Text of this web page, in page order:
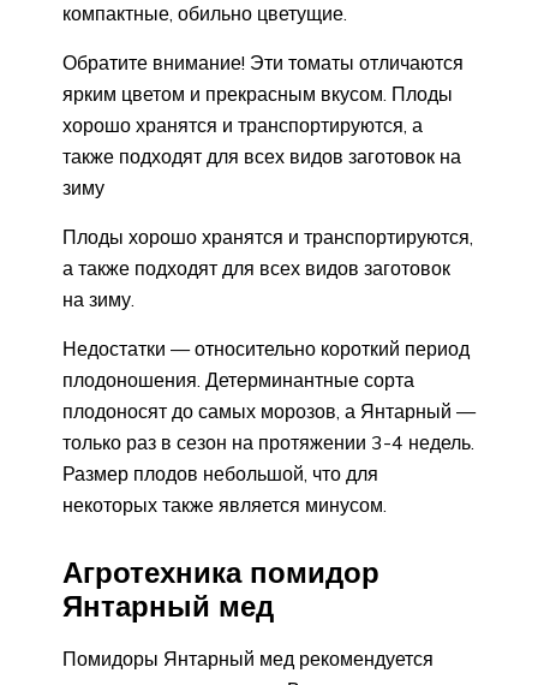
компактные, обильно цветущие.
Обратите внимание! Эти томаты отличаются
ярким цветом и прекрасным вкусом. Плоды
хорошо хранятся и транспортируются, а
также подходят для всех видов заготовок на
зиму
Плоды хорошо хранятся и транспортируются,
а также подходят для всех видов заготовок
на зиму.
Недостатки — относительно короткий период
плодоношения. Детерминантные сорта
плодоносят до самых морозов, а Янтарный —
только раз в сезон на протяжении 3-4 недель.
Размер плодов небольшой, что для
некоторых также является минусом.
Агротехника помидор
Янтарный мед
Помидоры Янтарный мед рекомендуется